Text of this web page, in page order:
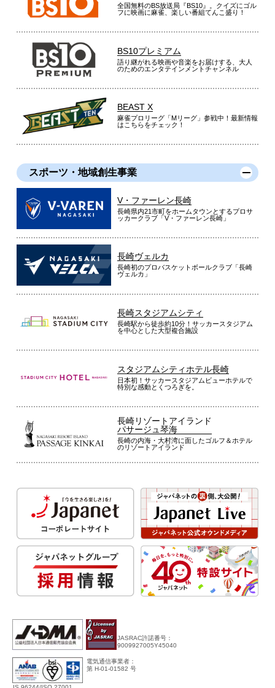
全国無料のBS放送局『BS10』。クイズにゴル
フに映画に麻雀、楽しい番組てんこ盛り！
BS10プレミアム
語り継がれる映画や音楽をお届けする、大人
のためのエンタテインメントチャンネル
BEAST X
麻雀プロリーグ「Mリーグ」参戦中！最新情報
はこちらをチェック！
スポーツ・地域創生事業
V・ファーレン長崎
長崎県内21市町をホームタウンとするプロサ
ッカークラブ「V・ファーレン長崎」
長崎ヴェルカ
長崎初のプロバスケットボールクラブ「長崎
ヴェルカ」
長崎スタジアムシティ
長崎駅から徒歩約10分！サッカースタジアム
を中心とした大型複合施設
スタジアムシティホテル長崎
日本初！サッカースタジアムビューホテルで
特別な感動とくつろぎを。
長崎リゾートアイランド
パサージュ琴海
長崎の内海・大村湾に面したゴルフ＆ホテル
のリゾートアイランド
JASRAC許諾番号：
9009927005Y45040
電気通信事業者：
第 H-01-01582 号